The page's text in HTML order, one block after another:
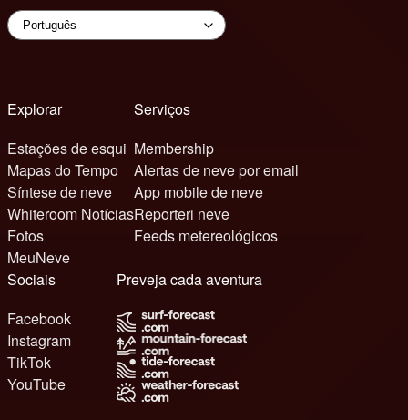
Explorar
Estações de esqui
Mapas do Tempo
Síntese de neve
Whiteroom Notícias
Fotos
MeuNeve
Serviços
Membership
Alertas de neve por email
App mobile de neve
Reporteri neve
Feeds metereológicos
Sociais
Facebook
Instagram
TikTok
YouTube
Preveja cada aventura